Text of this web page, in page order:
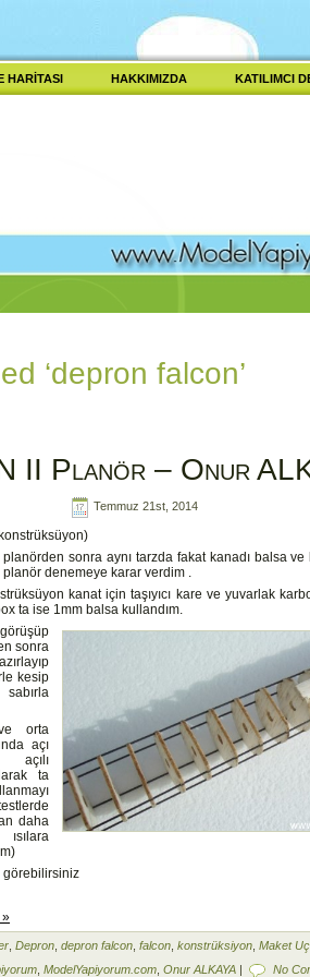
HARITASI HAKKIMIZDA KATILIMCI
‘depron falcon’
II Planör – Onur
Temmuz 21st, 2014
planörden sonra aynı tarzda fakat kanadı balsa
denemeye karar verdim .
kanat için taşıyıcı kare ve yuvarlak
ta ise 1mm balsa kullandım.
sonra
kesip
orta
açı
ta
daha
görebilirsiniz
»
Depron depron falcon falcon konstrüksiyon Maket
ModelYapiyorum.com Onur ALKAYA | No